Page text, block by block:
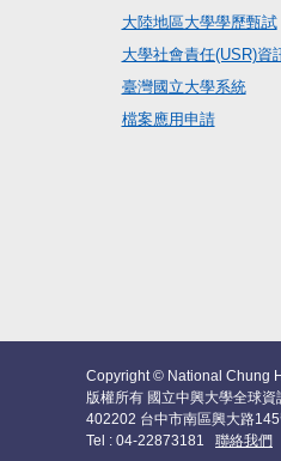
大陸地區大學學歷甄試
大學社會責任(USR)資
臺灣國立大學系統
檔案應用申請
Copyright © National Chung
版權所有 國立中興大學全球資
402202 台中市南區興大路
Tel : 04-22873181 聯絡我們